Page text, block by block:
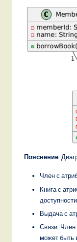
Пояснение:
Член с
Книга с
доступности.
Выдача с
Связи: Член
может быть